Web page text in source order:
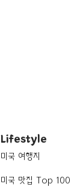
Lifestyle
미국 여행지
미국 맛집 Top 100